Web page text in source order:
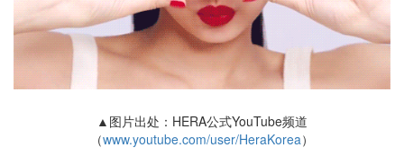
▲图片出处：HERA公式YouTube频道
（www.youtube.com/user/HeraKorea）